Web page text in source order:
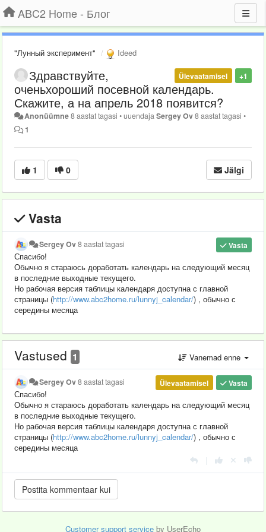
ABC2 Home - Блог
"Лунный эксперимент" Ideed
+1
Ülevaatamisel
Здравствуйте,
оченьхороший посевной календарь.
Скажите, а на апрель 2018 появится?
Anonüümne8 aastat tagasi •uuendajaSergey Ov8 aastat tagasi •
1
1 0 Jälgi
Vasta
Vasta
Sergey Ov8 aastat tagasi
Спасибо!
Обычно я стараюсь доработать календарь на следующий месяц
в последние выходные текущего.
Но рабочая версия таблицы календаря доступна с главной
страницы (http://www.abc2home.ru/lunnyj_calendar/) , обычно с
середины месяца
Vastused 1 Vanemad enne
Vasta
Ülevaatamisel
Sergey Ov8 aastat tagasi
Спасибо!
Обычно я стараюсь доработать календарь на следующий месяц
в последние выходные текущего.
Но рабочая версия таблицы календаря доступна с главной
страницы (http://www.abc2home.ru/lunnyj_calendar/) , обычно с
середины месяца
Customer support service by UserEcho